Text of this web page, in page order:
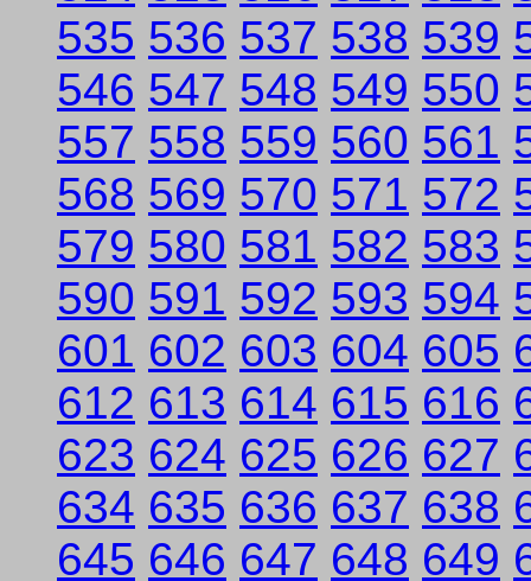
535 536 537 538 539
546 547 548 549 550
557 558 559 560 561
568 569 570 571 572
579 580 581 582 583
590 591 592 593 594
601 602 603 604 605
612 613 614 615 616
623 624 625 626 627
634 635 636 637 638
645 646 647 648 649